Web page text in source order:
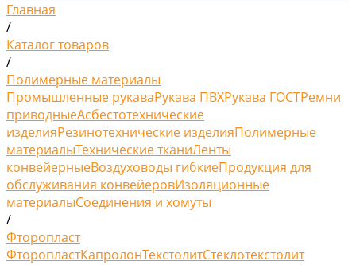
Главная
/
Каталог товаров
/
Полимерные материалы
Промышленные рукаваРукава ПВХРукава ГОСТРемни
приводныеАсбестотехнические
изделияРезинотехнические изделияПолимерные
материалыТехнические тканиЛенты
конвейерныеВоздуховоды гибкиеПродукция для
обслуживания конвейеровИзоляционные
материалыСоединения и хомуты
/
Фторопласт
ФторопластКапролонТекстолитСтеклотекстолит